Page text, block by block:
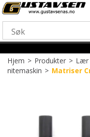
Hjem>Produkter>Lær
nitemaskin>Matriser